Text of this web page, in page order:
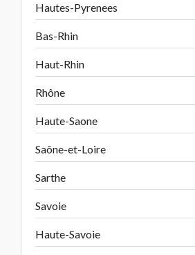
Hautes-Pyrenees
Bas-Rhin
Haut-Rhin
Rhône
Haute-Saone
Saône-et-Loire
Sarthe
Savoie
Haute-Savoie